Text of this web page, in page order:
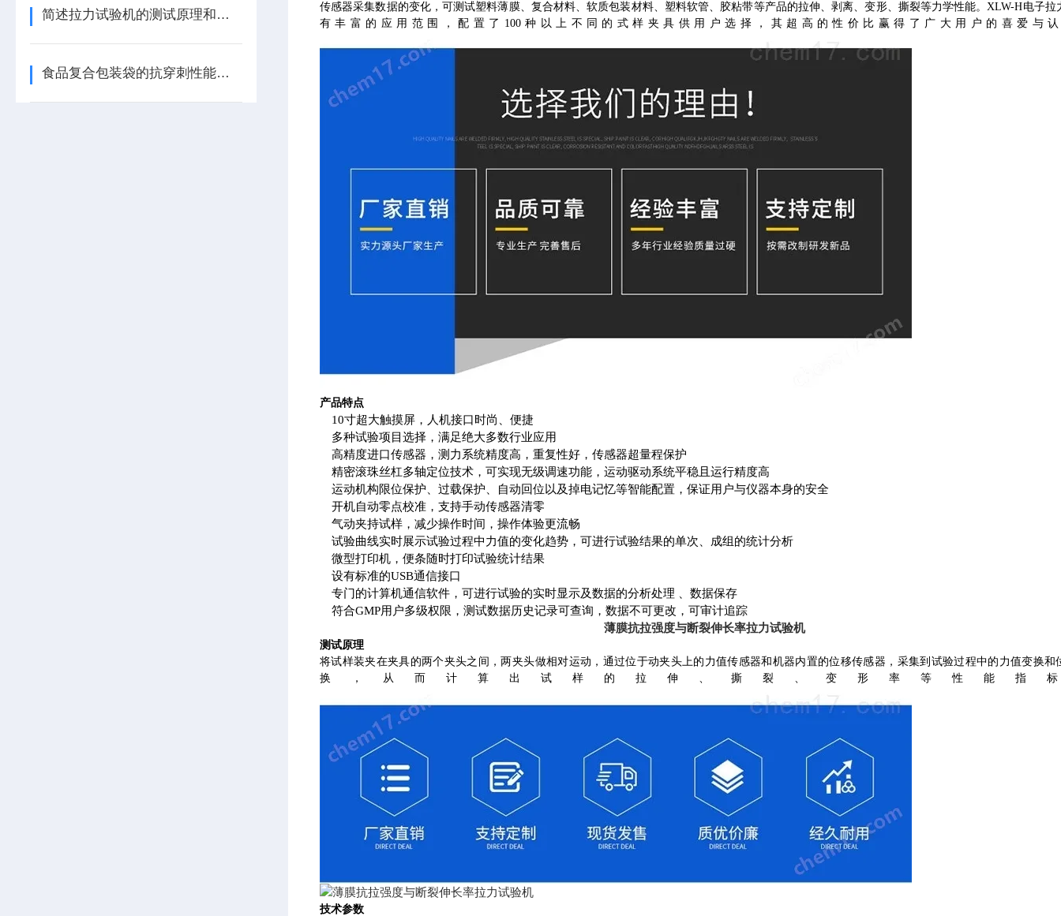
简述拉力试验机的测试原理和测试方法
食品复合包装袋的抗穿刺性能检测方法与仪器
传感器采集数据的变化，可测试塑料薄膜、复合材料、软质包装材料、塑料软管、胶粘带等产品的拉伸、剥离、变形、撕裂等力学性能。XLW-H电子拉
有丰富的应用范围，配置了100种以上不同的式样夹具供用户选择，其超高的性价比赢得了广大用户的喜爱与
产品特点
10寸超大触摸屏，人机接口时尚、便捷
多种试验项目选择，满足绝大多数行业应用
高精度进口传感器，测力系统精度高，重复性好，传感器超量程保护
精密滚珠丝杠多轴定位技术，可实现无级调速功能，运动驱动系统平稳且运行精度高
运动机构限位保护、过载保护、自动回位以及掉电记忆等智能配置，保证用户与仪器本身的安全
开机自动零点校准，支持手动传感器清零
气动夹持试样，减少操作时间，操作体验更流畅
试验曲线实时展示试验过程中力值的变化趋势，可进行试验结果的单次、成组的统计分析
微型打印机，便条随时打印试验统计结果
设有标准的USB通信接口
专门的计算机通信软件，可进行试验的实时显示及数据的分析处理 、数据保存
符合GMP用户多级权限，测试数据历史记录可查询，数据不可更改，可审计追踪
薄膜抗拉强度与断裂伸长率拉力试验机
测试原理
将试样装夹在夹具的两个夹头之间，两夹头做相对运动，通过位于动夹头上的力值传感器和机器内置的位移传感器，采集到试验过程中的力值变换和
换，从而计算出试样的拉伸、撕裂、变形率等性能指标
技术参数